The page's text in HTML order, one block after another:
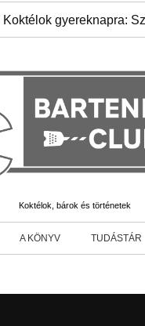
Koktélok gyereknapra:
Koktélok, bárok és történetek
A KÖNYV TUDÁSTÁR